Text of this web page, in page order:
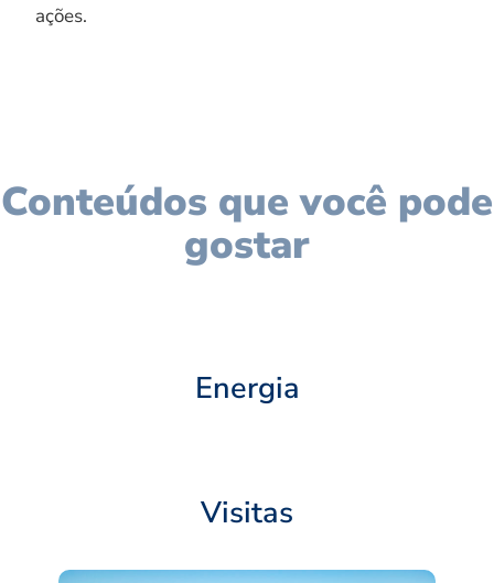
ações.
Conteúdos que você pode
gostar
Energia
Visitas